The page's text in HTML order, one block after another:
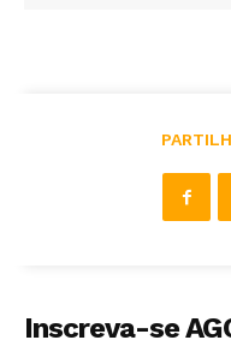
Inscreva-se